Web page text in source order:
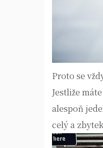
Proto se
Jestliže
alespoň
celý a